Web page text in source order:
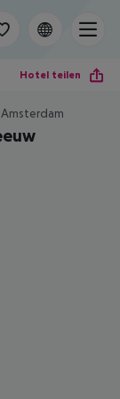
Hotel teilen